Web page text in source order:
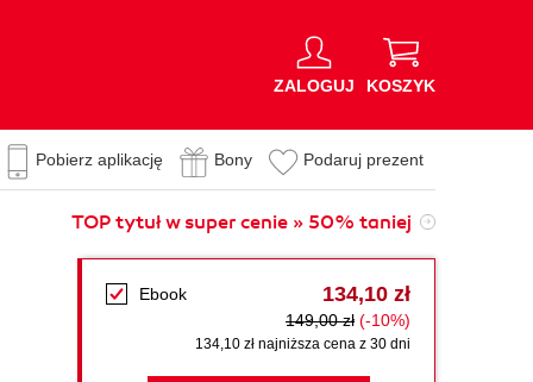
ZALOGUJ KOSZYK
Pobierz aplikację Bony Podaruj prezent
TOP tytuł w super cenie » 50% taniej
Ebook 134,10 zł
149,00 zł (-10%)
134,10 zł najniższa cena z 30 dni